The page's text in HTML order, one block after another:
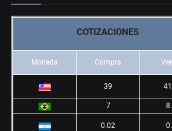
COTIZACIONES
Moneda Compra
39
7
0.02